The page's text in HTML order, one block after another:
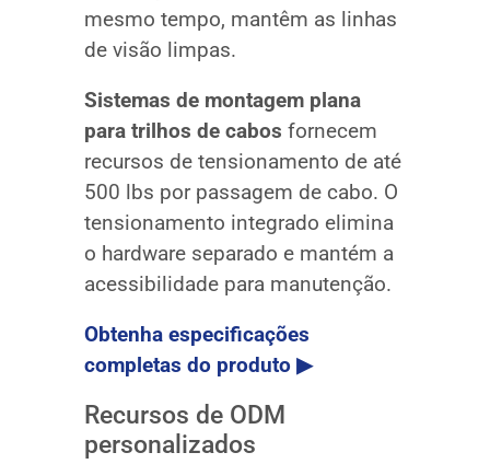
mesmo tempo, mantêm as linhas
de visão limpas.
Sistemas de montagem plana
para trilhos de cabos fornecem
recursos de tensionamento de até
500 lbs por passagem de cabo. O
tensionamento integrado elimina
o hardware separado e mantém a
acessibilidade para manutenção.
Obtenha especificações
completas do produto ▶
Recursos de ODM
personalizados